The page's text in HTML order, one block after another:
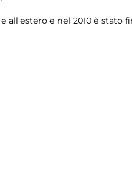
e nel 2010 è stato